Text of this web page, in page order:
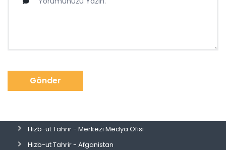
Gönder
Hizb-ut Tahrir - Merkezi Medya Ofisi
Hizb-ut Tahrir - Afganistan